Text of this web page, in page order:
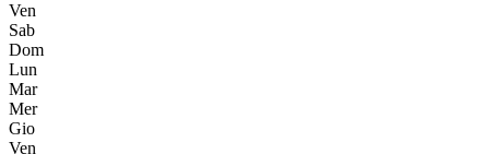
Ven
Sab
Dom
Lun
Mar
Mer
Gio
Ven